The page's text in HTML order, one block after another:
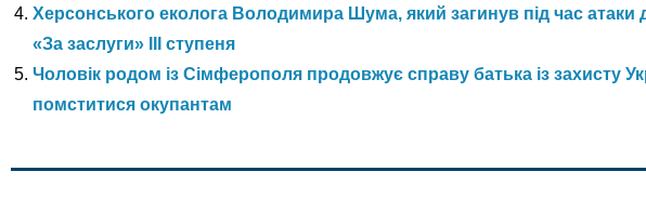
Херсонського еколога Володимира Шума, який загинув під час
«За заслуги» ІІІ ступеня
Чоловік родом із Сімферополя продовжує справу батька із захисту
помститися окупантам